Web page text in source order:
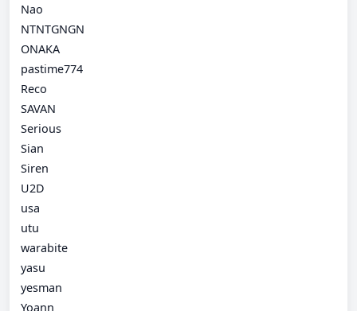
Nao
NTNTGNGN
ONAKA
pastime774
Reco
SAVAN
Serious
Sian
Siren
U2D
usa
utu
warabite
yasu
yesman
Yoann